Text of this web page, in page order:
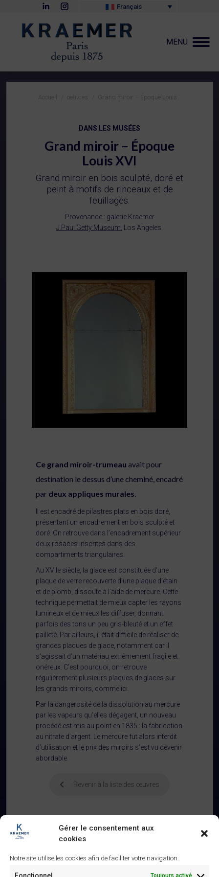
Gérer le consentement aux
cookies
Notre site utilise les cookies afin de faciliter votre navigation.
Toujours activé
LinkedIn
s'ouvre
nouvelle
Instagram
s'ouvre
dans
une
nouvelle
Français
MENU
Vous êtes ici :
Accueil oeuvres Grand miroir – Époque Louis…
DANS LES MUSÉES
Grand miroir – Époque
Louis XVI
Grand miroir en bois sculpté, doré et
peint à motifs de rinceaux et de
feuillages.
Provenance : galerie Kraemer
J.Paul Getty Museum , Los Angeles.
Ce grand miroir-trumeau avait pour
destination le dessus d’une cheminé, encadré
par deux appliques murales.
Il est encadré de pilastres plats en bois doré,
présentant un encadrement en bois sculpté et
doré. On retrouve dans l’encadrement supérieur
deux rosaces inscrites dans des
compartiments triangulaires.
Au XVIIe siècle, la glace est constituée d’une
plaque de verre recouverte d’une plaque d’étain
et de plomb, dissoute à l’aide de mercure. Cette
technique permettait de mieux capter les rayons
lumineux et de mieux les diffuser, donnant
parfois des tons un peu gris-bleuté et un effet
pailleté. Par ailleurs, il était difficile de réaliser de
grandes plaques de glace, notamment car il
s’agissait d’un matériau extrêmement fragile et
onéreux. C’est pourquoi, on retrouve
régulièrement plusieurs plaques de glaces sur
les grands miroirs, comme ici.
Par la dangerosité de la dissolution au mercure
par les vapeurs qu’elles dégagent, un nouveau
procédé est mis au point en 1835 : la fabrication
au nitrate d’argent. Le mercure fut alors interdit
d’utilisation et le prix des miroirs s’est vu devenir
abordable.
Revenir à la liste des œuvres